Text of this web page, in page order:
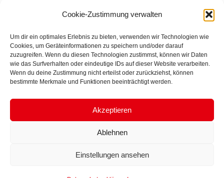
Cookie-Zustimmung verwalten
Um dir ein optimales Erlebnis zu bieten, verwenden wir Technologien wie
Cookies, um Geräteinformationen zu speichern und/oder darauf
zuzugreifen. Wenn du diesen Technologien zustimmst, können wir Daten
wie das Surfverhalten oder eindeutige IDs auf dieser Website verarbeiten.
Wenn du deine Zustimmung nicht erteilst oder zurückziehst, können
bestimmte Merkmale und Funktionen beeinträchtigt werden.
Akzeptieren
Ablehnen
Einstellungen ansehen
homecreekmedia|Impressum|Datenschutz